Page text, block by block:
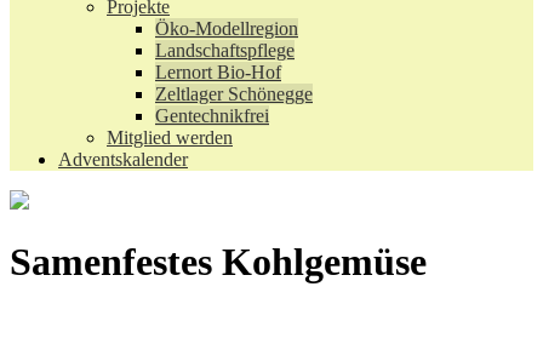
Projekte
Öko-Modellregion
Landschaftspflege
Lernort Bio-Hof
Zeltlager Schönegge
Gentechnikfrei
Mitglied werden
Adventskalender
Samenfestes Kohlgemüse